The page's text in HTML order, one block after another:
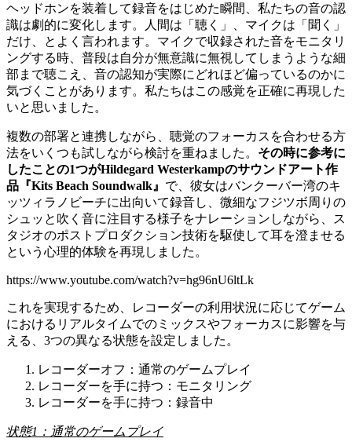
ヘッドホンを装着して録音をはじめた瞬間、私たちの音の認
識は劇的に変化します。人間は「聴く」、マイクは「聞く」
だけ、とよく言われます。マイクで収録された音をモニタリ
ングする時、普段は自分が無意識に無視してしまうような細
部まで聴こえ、音の認知が実際にどれほど偏っているのかに
気づくことがあります。私たちはこの感覚を正確に再現した
いと思いました。
複数の部署と連携しながら、聴覚のフォーカスを合わせる方
法をいくつも試しながら検討を重ねました。 その時に参考に
したことの1つがHildegard Westerkampのサウンドアート作
品『Kits Beach Soundwalk』 で、彼女はバンクーバー湾のキ
ッツィラノビーチに出向いて録音し、微細なフジツボ周りの
シュッと吹く音に注目する様子をナレーションしながら、ス
タジオのポストプロダクション技術を駆使して耳を澄ませる
という心理的体験を再現しました。
https://www.youtube.com/watch?v=hg96nU6ltLk
これを実現するため、レコーダーの利用状況に応じてゲーム
におけるリアルタイムでのミックスやフォーカスに影響を与
える、3つの異なる状態を設定しました。
レコーダーオフ：通常のゲームプレイ
レコーダーを手に持つ：モニタリング
レコーダーを手に持つ：録音中
状態1 ：通常のゲームプレイ